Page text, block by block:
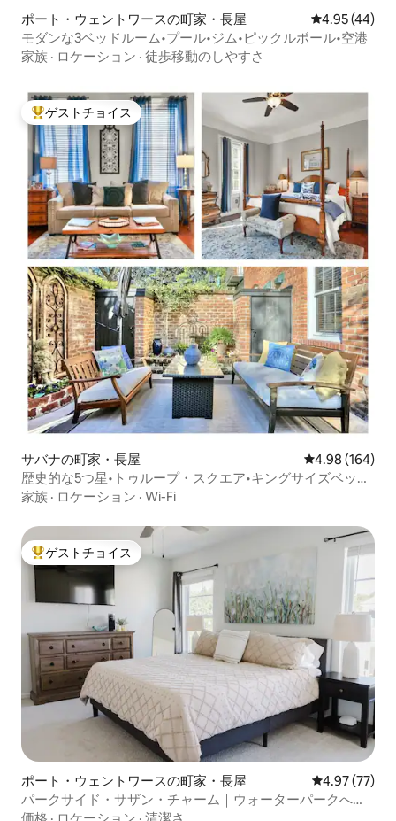
ポート・ウェントワースの町家・長屋 レビュー44
4.95 (44)
モダンな3ベッドルーム•プール•ジム•ピックルボール•空港
家族 · ロケーション · 徒歩移動のしやすさ
大好評のゲストチョイスです。
ゲストチョイス
サバナの町家・長屋 レビュー164
4.98 (164)
歴史的な5つ星•トゥループ・スクエア•キングサイズベッド
2台•駐車場2台分•中庭
家族 · ロケーション · Wi-Fi
大好評のゲストチョイスです。
ゲストチョイス
ポート・ウェントワースの町家・長屋 レビュー77
4.97 (77)
パークサイド・サザン・チャーム｜ウォーターパークへの
無料アクセス